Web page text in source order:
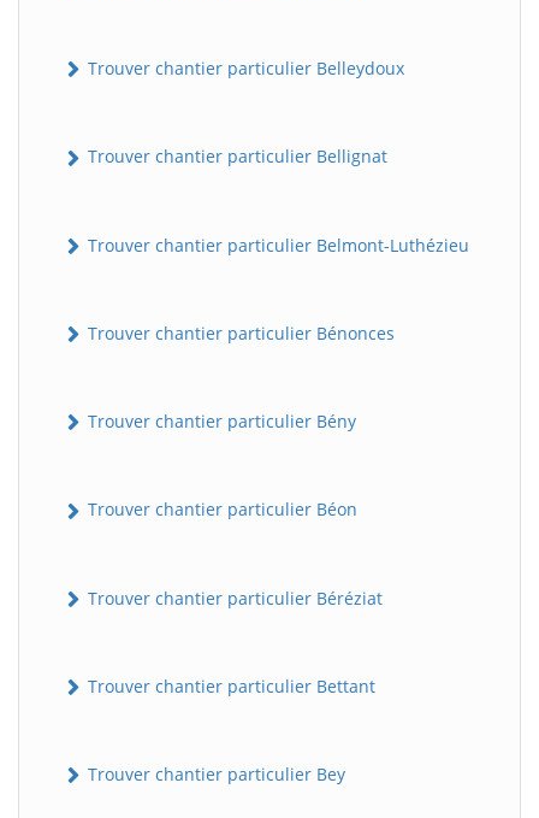
Trouver chantier particulier Belleydoux
Trouver chantier particulier Bellignat
Trouver chantier particulier Belmont-Luthézieu
Trouver chantier particulier Bénonces
Trouver chantier particulier Bény
Trouver chantier particulier Béon
Trouver chantier particulier Béréziat
Trouver chantier particulier Bettant
Trouver chantier particulier Bey